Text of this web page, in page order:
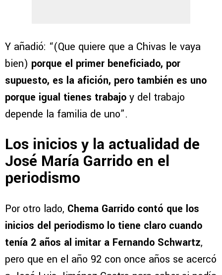
Y añadió: “(Que quiere que a Chivas le vaya
bien) porque el primer beneficiado, por
supuesto, es la afición, pero también es uno
porque igual tienes trabajo y del trabajo
depende la familia de uno”.
Los inicios y la actualidad de
José María Garrido en el
periodismo
Por otro lado, Chema Garrido contó que los
inicios del periodismo lo tiene claro cuando
tenía 2 años al imitar a Fernando Schwartz,
pero que en el año 92 con once años se acercó